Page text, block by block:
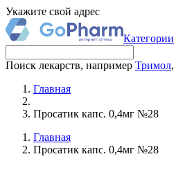
Укажите свой адрес
Категории
Поиск лекарств, например Тримол,
Главная
Просатик капс. 0,4мг №28
Главная
Просатик капс. 0,4мг №28